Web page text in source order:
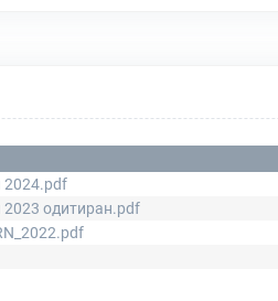
2024.pdf
одитиран.pdf